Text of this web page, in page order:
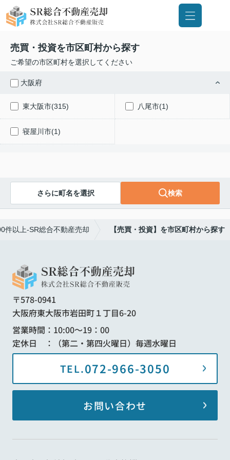
売買・投資を市区町村から探す
ご希望の市区町村を選択してください
大阪府
東大阪市(315) 八尾市(1)
寝屋川市(1)
さらに町名を選択 検索
件以上-SR総合不動産売却 【売買・投資】を市区町村から探す
〒578-0941
大阪府東大阪市岩田町１丁目6-20
営業時間：10:00～19：00
定休日 ：（第二・第四火曜日）毎週水曜日
TEL.072-966-3050
お問い合わせ